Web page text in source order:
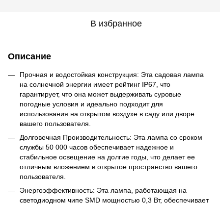
В избранное
Описание
Прочная и водостойкая конструкция: Эта садовая лампа
на солнечной энергии имеет рейтинг IP67, что
гарантирует, что она может выдерживать суровые
погодные условия и идеально подходит для
использования на открытом воздухе в саду или дворе
вашего пользователя.
Долговечная Производительность: Эта лампа со сроком
службы 50 000 часов обеспечивает надежное и
стабильное освещение на долгие годы, что делает ее
отличным вложением в открытое пространство вашего
пользователя.
Энергоэффективность: Эта лампа, работающая на
светодиодном чипе SMD мощностью 0,3 Вт, обеспечивает